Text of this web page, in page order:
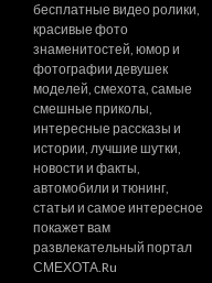
бесплатные видео ролики,
красивые фото
знаменитостей, юмор и
фотографии девушек
моделей, смехота, самые
смешные приколы,
интересные рассказы и
истории, лучшие шутки,
новости и факты,
автомобили и тюнинг,
статьи и самое интересное
покажет вам
развлекательный портал
СМЕХОТА.Ru